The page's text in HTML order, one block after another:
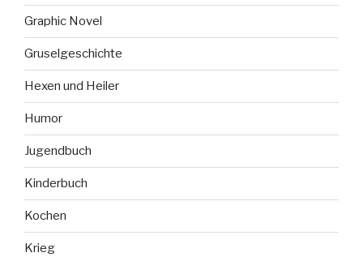
Graphic Novel
Gruselgeschichte
Hexen und Heiler
Humor
Jugendbuch
Kinderbuch
Kochen
Krieg